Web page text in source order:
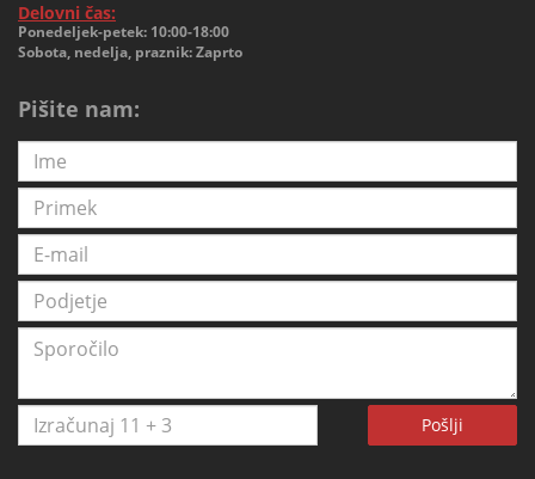
Delovni čas:
Ponedeljek-petek: 10:00-18:00
Sobota, nedelja, praznik: Zaprto
Pišite nam:
Pošlji